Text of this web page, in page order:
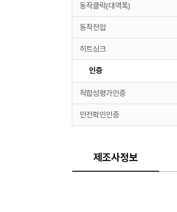
동작클럭(대역폭)
동작전압
히트싱크
인증
적합성평가인증
안전확인인증
제조사정보